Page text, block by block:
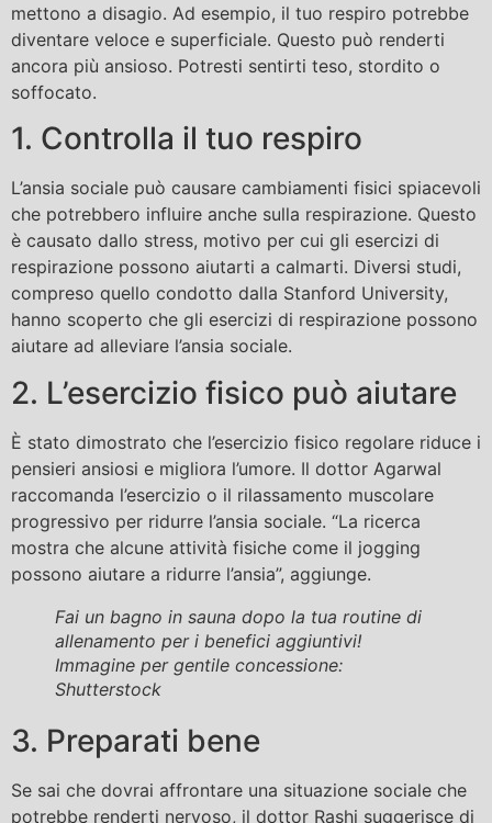
mettono a disagio. Ad esempio, il tuo respiro potrebbe
diventare veloce e superficiale. Questo può renderti
ancora più ansioso. Potresti sentirti teso, stordito o
soffocato.
1. Controlla il tuo respiro
L’ansia sociale può causare cambiamenti fisici spiacevoli
che potrebbero influire anche sulla respirazione. Questo
è causato dallo stress, motivo per cui gli esercizi di
respirazione possono aiutarti a calmarti. Diversi studi,
compreso quello condotto dalla Stanford University,
hanno scoperto che gli esercizi di respirazione possono
aiutare ad alleviare l’ansia sociale.
2. L’esercizio fisico può aiutare
È stato dimostrato che l’esercizio fisico regolare riduce i
pensieri ansiosi e migliora l’umore. Il dottor Agarwal
raccomanda l’esercizio o il rilassamento muscolare
progressivo per ridurre l’ansia sociale. “La ricerca
mostra che alcune attività fisiche come il jogging
possono aiutare a ridurre l’ansia”, aggiunge.
Fai un bagno in sauna dopo la tua routine di
allenamento per i benefici aggiuntivi!
Immagine per gentile concessione:
Shutterstock
3. Preparati bene
Se sai che dovrai affrontare una situazione sociale che
potrebbe renderti nervoso, il dottor Rashi suggerisce di